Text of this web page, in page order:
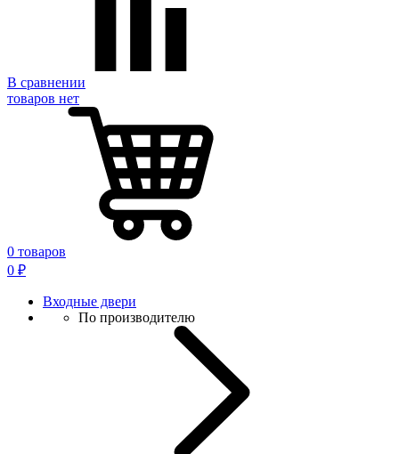
В сравнении
товаров нет
0 товаров
0 ₽
Входные двери
По производителю